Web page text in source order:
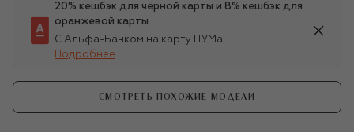
20% кешбэк для чёрной карты и 8% кешбэк для
оранжевой карты
С Альфа-Банком на карту ЦУМа
Подробнее
СМОТРЕТЬ ПОХОЖИЕ МОДЕЛИ